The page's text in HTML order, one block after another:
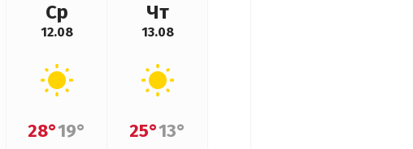
Ср
12.08
28°19°
Чт
13.08
25°13°